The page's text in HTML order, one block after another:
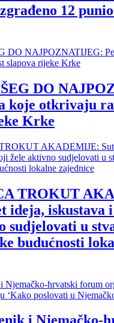
12
DO
koje otkrivaju
Krke
TROKUT
ideja,
sudjelovati u
budućnosti